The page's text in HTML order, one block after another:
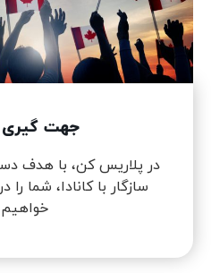
جهت گیری
در پلاریس کن، با هدف
سازگار با کانادا، شما